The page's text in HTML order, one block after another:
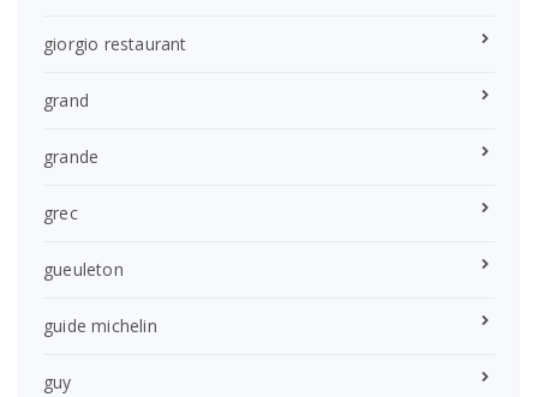
giorgio restaurant
grand
grande
grec
gueuleton
guide michelin
guy